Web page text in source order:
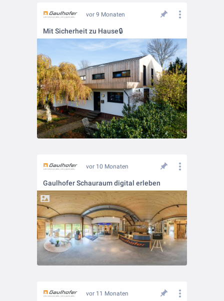
vor 9 Monaten
Mit Sicherheit zu Hause🔒
vor 10 Monaten
Gaulhofer Schauraum digital erleben
vor 11 Monaten